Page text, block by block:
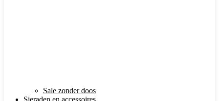
Sale zonder doos
Sieraden en accessoires